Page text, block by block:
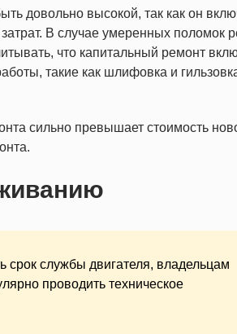
довольно высокой, так как он
В случае умеренных поломок
что капитальный ремонт
такие как шлифовка и
сильно превышает стоимость
срок службы двигателя, владельцам
проводить техническое